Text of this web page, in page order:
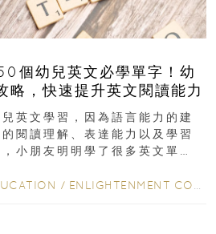
個幼兒英文必學單字！幼
略，快速提升英文閱讀能力
英文學習，因為語言能力的建
閱讀理解、表達能力以及學習
小朋友明明學了很多英文單
/ ENLIGHTENMENT CORNER